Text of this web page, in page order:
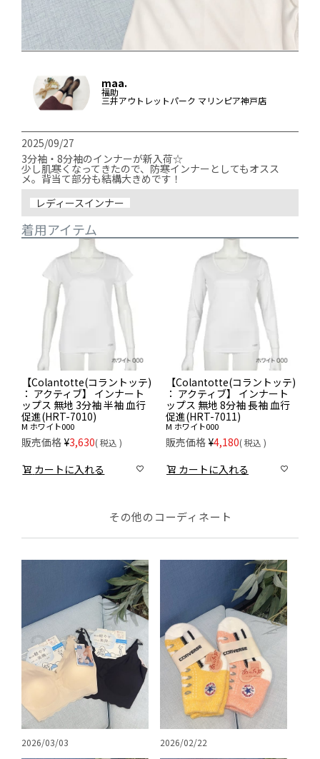
maa.
福助
三井アウトレットパーク マリンピア神戸店
2025/09/27
3分袖・8分袖のインナーが新入荷☆
少し肌寒くなってきたので、防寒インナーとしてもオスス
メ。背当て部分も結構大きめです！
レディースインナー
着用アイテム
【Colantotte(コラントッテ)
： アクティブ】 インナート
ップス 無地 3分袖 半袖 血行
促進(HRT-7010)
M ホワイト000
販売価格 ¥3,630 税込
カートに入れる
【Colantotte(コラントッテ)
： アクティブ】 インナート
ップス 無地 8分袖 長袖 血行
促進(HRT-7011)
M ホワイト000
販売価格 ¥4,180 税込
カートに入れる
その他のコーディネート
2026/03/03 2026/02/22